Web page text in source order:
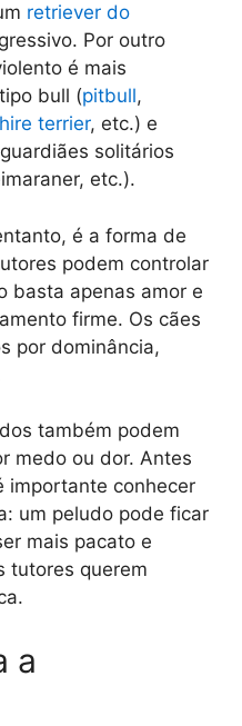
retriever do
Por outro
é mais
bull (pitbull,
terrier, etc.) e
solitários
etc.).
é a forma de
podem controlar
basta apenas amor e
firme. Os cães
por dominância,
também podem
medo ou dor. Antes
importante conhecer
um peludo pode ficar
mais pacato e
tutores querem
a